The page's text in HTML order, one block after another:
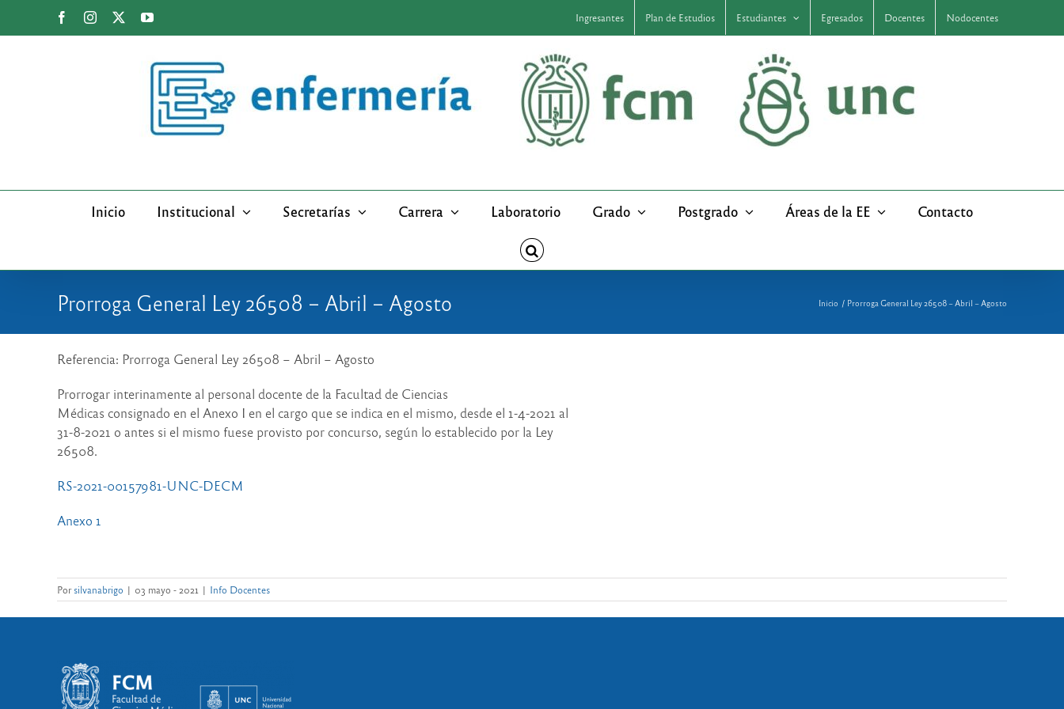
FacebookInstagram YouTube Ingresantes Plan de Estudios Estudiantes Egresados Docentes Nodocentes
Inicio Institucional Secretarías Carrera Laboratorio Grado Postgrado Áreas de la EE Contacto
Prorroga General Ley 26508 – Abril – Agosto Inicio Prorroga General Ley 26508 – Abril – Agosto
Referencia: Prorroga General Ley 26508 – Abril – Agosto
Prorrogar interinamente al personal docente de la Facultad de Ciencias
Médicas consignado en el Anexo I en el cargo que se indica en el mismo, desde el 1-4-2021 al
31-8-2021 o antes si el mismo fuese provisto por concurso, según lo establecido por la Ley
26508.
RS-2021-00157981-UNC-DECM
Anexo 1
Porsilvanabrigo | 03 mayo - 2021 | Info Docentes